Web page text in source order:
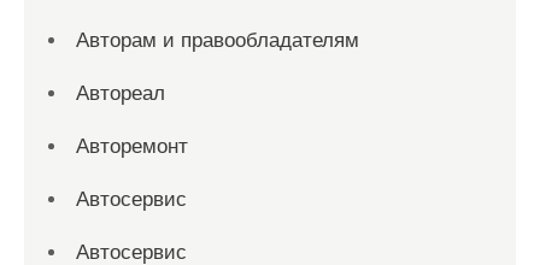
Авторам и правообладателям
Автореал
Авторемонт
Автосервис
Автосервис